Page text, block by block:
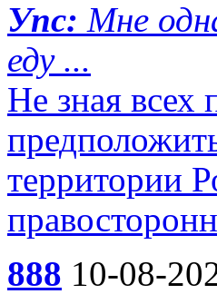
Упс: Мне
еду ...
Не зная всех
территории
888 10-08-